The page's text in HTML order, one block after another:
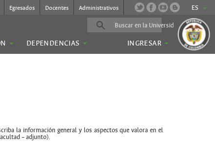
ES
Egresados Docentes Administrativos
DEPENDENCIAS
INGRESAR
la información general y los aspectos que valora en el
– adjunto).